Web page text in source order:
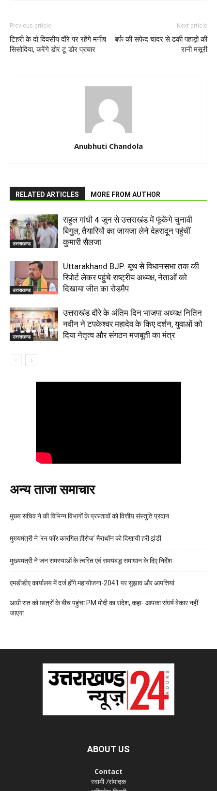
Previous article
टिहरी के दो दिवसीय दौरे पर रहेंगे मनीष
सिसोदिया, करेंगे डोर टू डोर प्रचार
Next article
बर्फ की सफेद चादर से ढकी पहाड़ो की
रानी मसूरी
Anubhuti Chandola
RELATED ARTICLES MORE FROM AUTHOR
उत्तराखण्ड
राहुल गांधी 4 जून से उत्तराखंड में फूंकेंगे चुनावी
बिगुल, तैयारियों का जायजा लेने देहरादून पहुंचीं
कुमारी सैलजा
उत्तराखण्ड
Uttarakhand BJP: बूथ से विधानसभा तक की
रिपोर्ट लेकर पहुंचे राष्ट्रीय अध्यक्ष, नेताओं को
दिखाया जीत का रोडमैप
उत्तराखण्ड
उत्तराखंड दौरे के अंतिम दिन भाजपा अध्यक्ष नितिन
नवीन ने टपकेश्वर महादेव के किए दर्शन, युवाओं को
दिया नेतृत्व और संगठन मजबूती का मंत्र
अन्य ताजा समाचार
मुख्य सचिव ने की विभिन्न विभागों के प्रस्तावों को वित्तीय संस्तुति प्रदान
मुख्यमंत्री ने ‘रन फॉर कारगिल हीरोज’ मैराथॉन को दिखायी हरी झंडी
मुख्यमंत्री ने जन समस्याओं के त्वरित एवं समयबद्ध समाधान के दिए निर्देश
एमडीडीए कार्यालय में दर्ज होंगे महायोजना-2041 पर सुझाव और आपत्तियां
आधी रात को छात्रों के बीच पहुंचा PM मोदी का संदेश, कहा- आपका संघर्ष बेकार नहीं
जाएगा
ABOUT US
Contact
स्वामी /संपादक